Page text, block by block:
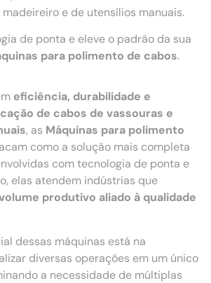
e de utensílios manuais.
de ponta e eleve o padrão da sua
para polimento de cabos.
eficiência, durabilidade e
de cabos de vassouras e
, as Máquinas para polimento
como a solução mais completa
com tecnologia de ponta e
elas atendem indústrias que
produtivo aliado à qualidade
dessas máquinas está na
diversas operações em um único
a necessidade de múltiplas